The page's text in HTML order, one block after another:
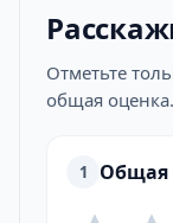
Отметьте
общая
1 Общая